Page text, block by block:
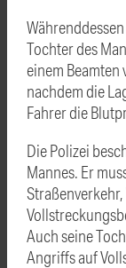
Tochter des
einem
nachdem die
Fahrer die
Die Polizei
Mannes. Er
Auch seine
Angriffs auf